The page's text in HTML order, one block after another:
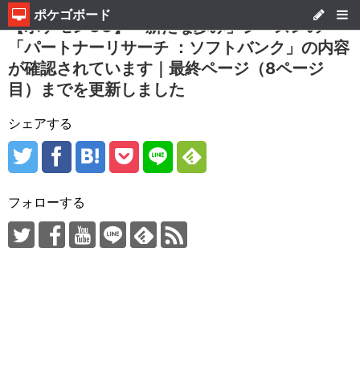
ポケゴボード
【ポケモンGO】「新たな歩み」シーズンの
「パートナーリサーチ ：ソフトバンク」の内容
が確認されています｜最終ページ（8ページ
目）までを更新しました
シェアする
フォローする